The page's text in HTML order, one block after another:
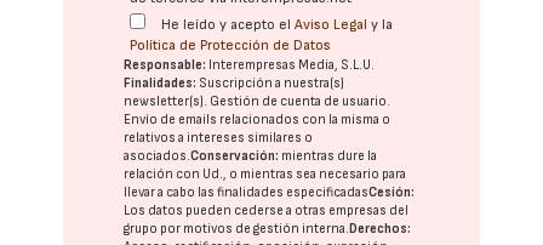
He leído y acepto elAviso Legal y la
Política de Protección de Datos
Responsable: Interempresas Media, S.L.U.
Finalidades: Suscripción a nuestra(s)
newsletter(s). Gestión de cuenta de usuario.
Envío de emails relacionados con la misma o
relativos a intereses similares o
asociados.Conservación: mientras dure la
relación con Ud., o mientras sea necesario para
llevar a cabo las finalidades especificadasCesión:
Los datos pueden cederse a otras empresas del
grupo por motivos de gestión interna.Derechos: